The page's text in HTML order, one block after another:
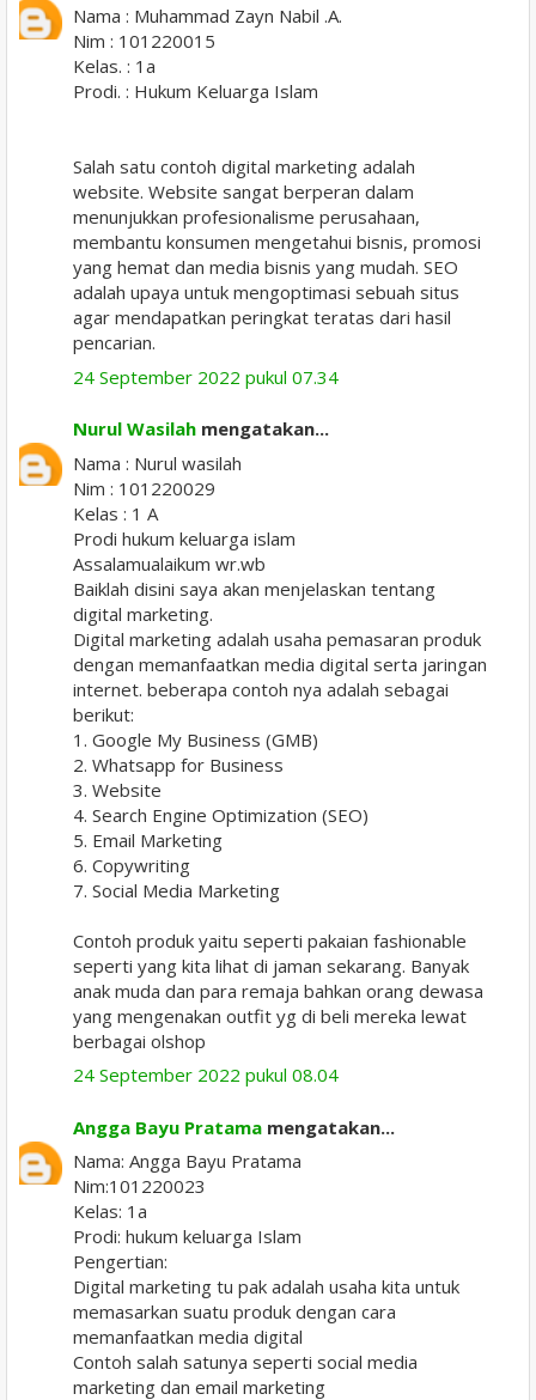
Nama : Muhammad Zayn Nabil .A.
Nim : 101220015
Kelas. : 1a
Prodi. : Hukum Keluarga Islam
Salah satu contoh digital marketing adalah
website. Website sangat berperan dalam
menunjukkan profesionalisme perusahaan,
membantu konsumen mengetahui bisnis, promosi
yang hemat dan media bisnis yang mudah. SEO
adalah upaya untuk mengoptimasi sebuah situs
agar mendapatkan peringkat teratas dari hasil
pencarian.
24 September 2022 pukul 07.34
Nurul Wasilah mengatakan...
Nama : Nurul wasilah
Nim : 101220029
Kelas : 1 A
Prodi hukum keluarga islam
Assalamualaikum wr.wb
Baiklah disini saya akan menjelaskan tentang
digital marketing.
Digital marketing adalah usaha pemasaran produk
dengan memanfaatkan media digital serta jaringan
internet. beberapa contoh nya adalah sebagai
berikut:
1. Google My Business (GMB)
2. Whatsapp for Business
3. Website
4. Search Engine Optimization (SEO)
5. Email Marketing
6. Copywriting
7. Social Media Marketing
Contoh produk yaitu seperti pakaian fashionable
seperti yang kita lihat di jaman sekarang. Banyak
anak muda dan para remaja bahkan orang dewasa
yang mengenakan outfit yg di beli mereka lewat
berbagai olshop
24 September 2022 pukul 08.04
Angga Bayu Pratama mengatakan...
Nama: Angga Bayu Pratama
Nim:101220023
Kelas: 1a
Prodi: hukum keluarga Islam
Pengertian:
Digital marketing tu pak adalah usaha kita untuk
memasarkan suatu produk dengan cara
memanfaatkan media digital
Contoh salah satunya seperti social media
marketing dan email marketing